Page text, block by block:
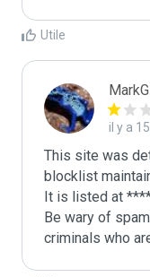
Utile
il y a
This site was
blocklist
It is listed at
Be wary of
criminals who